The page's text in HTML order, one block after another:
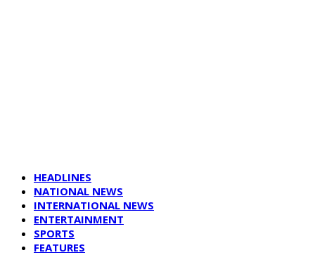
HEADLINES
NATIONAL NEWS
INTERNATIONAL NEWS
ENTERTAINMENT
SPORTS
FEATURES